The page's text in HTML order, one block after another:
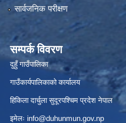
सार्वजनिक परीक्षण
सम्पर्क विवरण
दुहुँ गाउँपालिका
गाउँकार्यपालिकाको कार्यालय
हिकिला दार्चुला सुदूरपश्चिम प्रदेश नेपाल
इमेलः info@duhunmun.gov.np